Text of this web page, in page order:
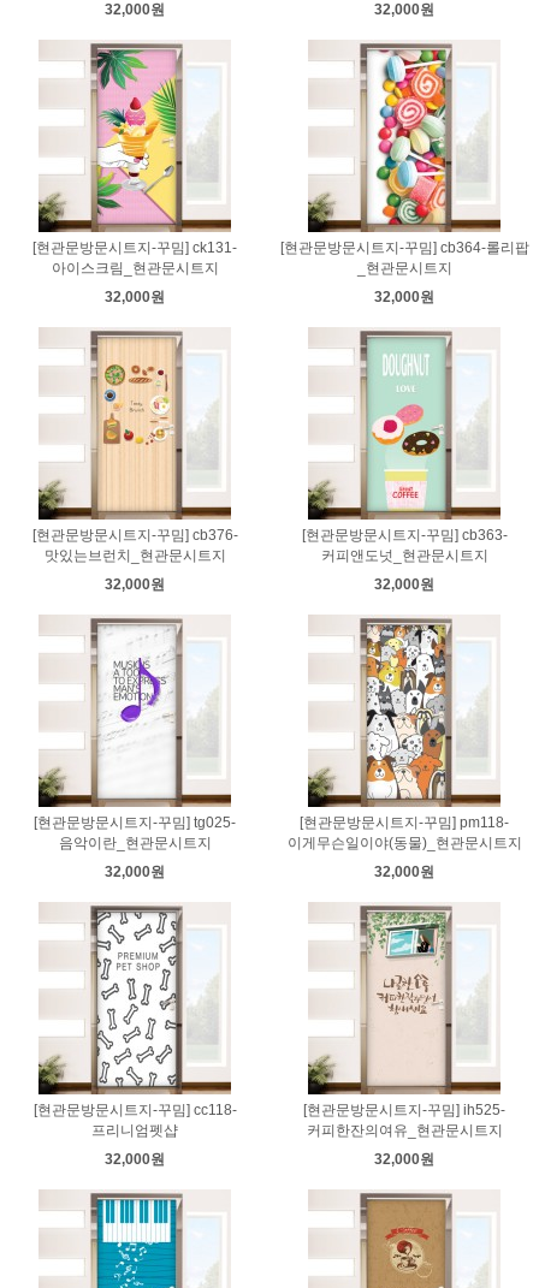
32,000원
32,000원
[현관문방문시트지-꾸밈] ck131-
아이스크림_현관문시트지
32,000원
[현관문방문시트지-꾸밈] cb364-롤리팝
_현관문시트지
32,000원
[현관문방문시트지-꾸밈] cb376-
맛있는브런치_현관문시트지
32,000원
[현관문방문시트지-꾸밈] cb363-
커피앤도넛_현관문시트지
32,000원
[현관문방문시트지-꾸밈] tg025-
음악이란_현관문시트지
32,000원
[현관문방문시트지-꾸밈] pm118-
이게무슨일이야(동물)_현관문시트지
32,000원
[현관문방문시트지-꾸밈] cc118-
프리니엄펫샵
32,000원
[현관문방문시트지-꾸밈] ih525-
커피한잔의여유_현관문시트지
32,000원